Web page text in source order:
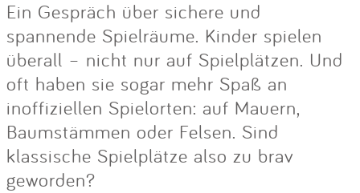
Ein Gespräch über sichere und
spannende Spielräume. Kinder spielen
überall – nicht nur auf Spielplätzen. Und
oft haben sie sogar mehr Spaß an
inoffiziellen Spielorten: auf Mauern,
Baumstämmen oder Felsen. Sind
klassische Spielplätze also zu brav
geworden?